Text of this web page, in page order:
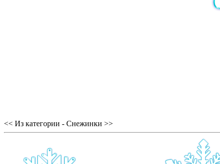
<< Из категории - Снежинки >>